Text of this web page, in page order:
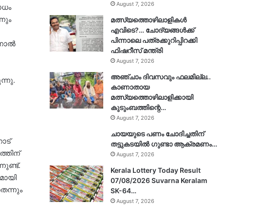
August 7, 2026
മത്സ്യത്തൊഴിലാളികൾ
എവിടെ?… ചോദ്യങ്ങൾക്ക്
പിന്നാലെ പത്രക്കുറിപ്പിറക്കി
ഫിഷറീസ് മന്ത്രി
August 7, 2026
അഞ്ചാം ദിവസവും ഫലമില്ല..
കാണാതായ
മത്സ്യത്തൊഴിലാളിക്കായി
കുടുംബത്തിന്റെ…
August 7, 2026
ചായയുടെ പണം ചോദിച്ചതിന്
തട്ടുകടയിൽ ഗുണ്ടാ ആക്രമണം…
August 7, 2026
Kerala Lottery Today Result
07/08/2026 Suvarna Keralam
SK-64…
August 7, 2026